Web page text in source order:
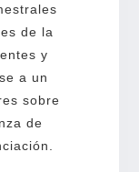
de la
y
a un
sobre
de